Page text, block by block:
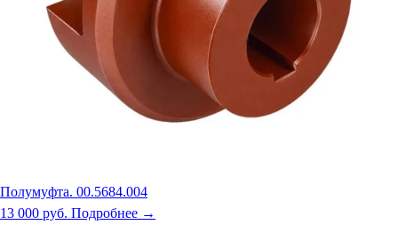
Полумуфта. 00.5684.004
13 000 руб. Подробнее →